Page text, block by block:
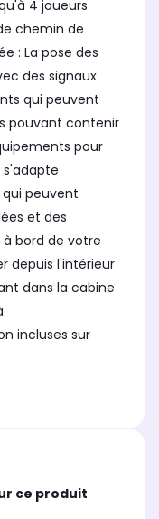
4 joueurs
chemin de
: La pose des
des signaux
qui peuvent
pouvant contenir
pour
s'adapte
peuvent
et des
à bord de votre
depuis l'intérieur
dans la cabine
incluses sur
ce produit